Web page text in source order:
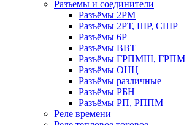
Разъемы и соединители
Разъёмы 2РМ
Разъёмы 2РТ, ШР, СШР
Разъёмы 6Р
Разъёмы ВВТ
Разъёмы ГРПМШ, ГРПМ
Разъёмы ОНЦ
Разъёмы различные
Разъёмы РБН
Разъёмы РП, РППМ
Реле времени